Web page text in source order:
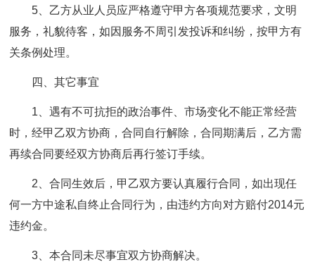
5、乙方从业人员应严格遵守甲方各项规范要求，文明
服务，礼貌待客，如因服务不周引发投诉和纠纷，按甲方有
关条例处理。
四、其它事宜
1、遇有不可抗拒的政治事件、市场变化不能正常经营
时，经甲乙双方协商，合同自行解除，合同期满后，乙方需
再续合同要经双方协商后再行签订手续。
2、合同生效后，甲乙双方要认真履行合同，如出现任
何一方中途私自终止合同行为，由违约方向对方赔付2014元
违约金。
3、本合同未尽事宜双方协商解决。